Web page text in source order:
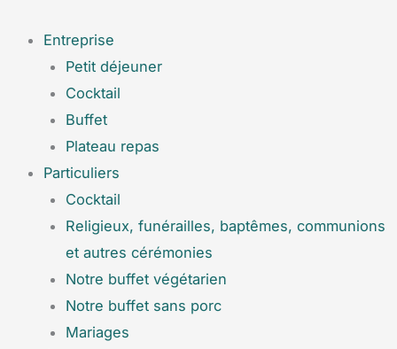
contenu
Entreprise
Petit déjeuner
Cocktail
Buffet
Plateau repas
Particuliers
Cocktail
Religieux, funérailles, baptêmes, communions
et autres cérémonies
Notre buffet végétarien
Notre buffet sans porc
Mariages